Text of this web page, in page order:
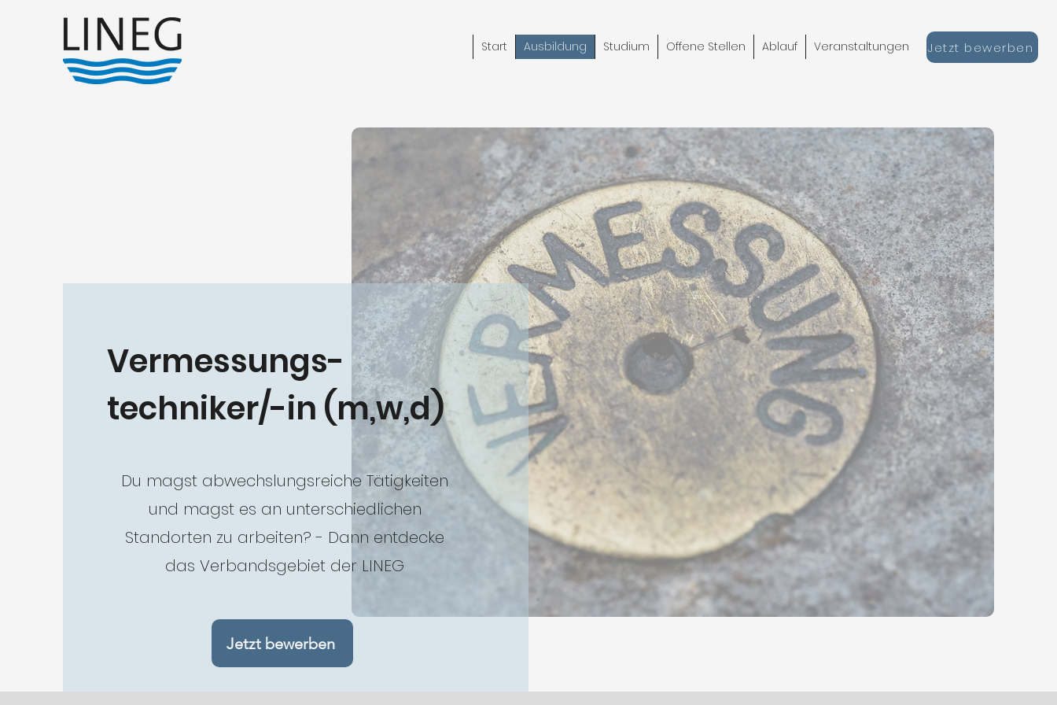
Start Ausbildung Studium Offene Stellen Ablauf Veranstaltungen Jetzt bewerben
Vermessungs-
techniker/-in (m,w,d)
Du magst abwechslungsreiche Tätigkeiten
und magst es an unterschiedlichen
Standorten zu arbeiten? - Dann entdecke
das Verbandsgebiet der LINEG
Jetzt bewerben